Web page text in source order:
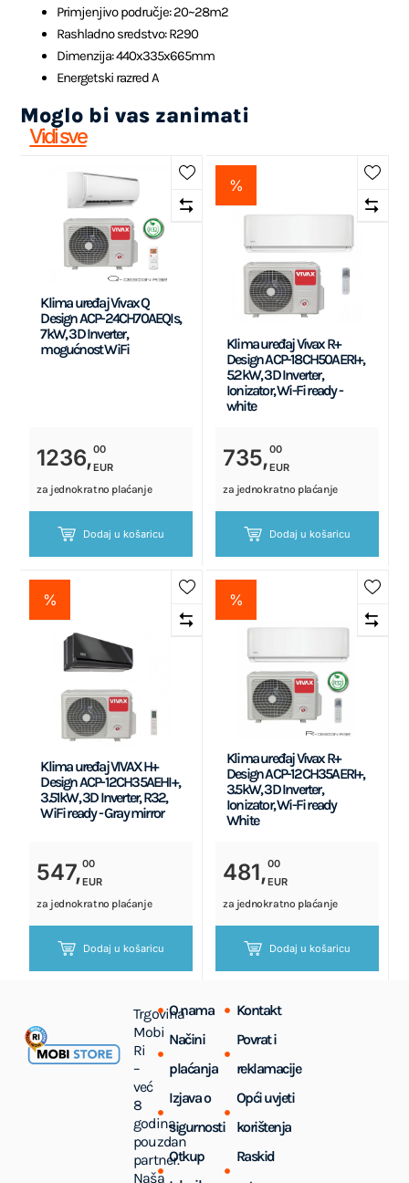
Primjenjivo područje: 20~28m2
Rashladno sredstvo: R290
Dimenzija: 440x335x665mm
Energetski razred A
Moglo bi vas zanimati
Vidi sve
Klima uređaj Vivax Q
Design ACP-24CH70AEQIs,
7kW, 3D Inverter,
mogućnost WiFi
1236,00
EUR
za jednokratno plaćanje
Dodaj u košaricu
%
Klima uređaj Vivax R+
Design ACP-18CH50AERI+,
5.2kW, 3D Inverter,
Ionizator, Wi-Fi ready -
white
735,00
EUR
za jednokratno plaćanje
Dodaj u košaricu
%
Klima uređaj VIVAX H+
Design ACP-12CH35AEHI+,
3.51kW, 3D Inverter, R32,
WiFi ready - Gray mirror
547,00
EUR
za jednokratno plaćanje
Dodaj u košaricu
%
Klima uređaj Vivax R+
Design ACP-12CH35AERI+,
3.5kW, 3D Inverter,
Ionizator, Wi-Fi ready
White
481,00
EUR
za jednokratno plaćanje
Dodaj u košaricu
Trgovina
Mobi
Ri
–
već
8
godina
pouzdan
partner.
Naša
O nama
Kontakt
Načini
plaćanja
Povrat i
reklamacije
Izjava o
sigurnosti
Opći uvjeti
korištenja
Otkup
Raskid